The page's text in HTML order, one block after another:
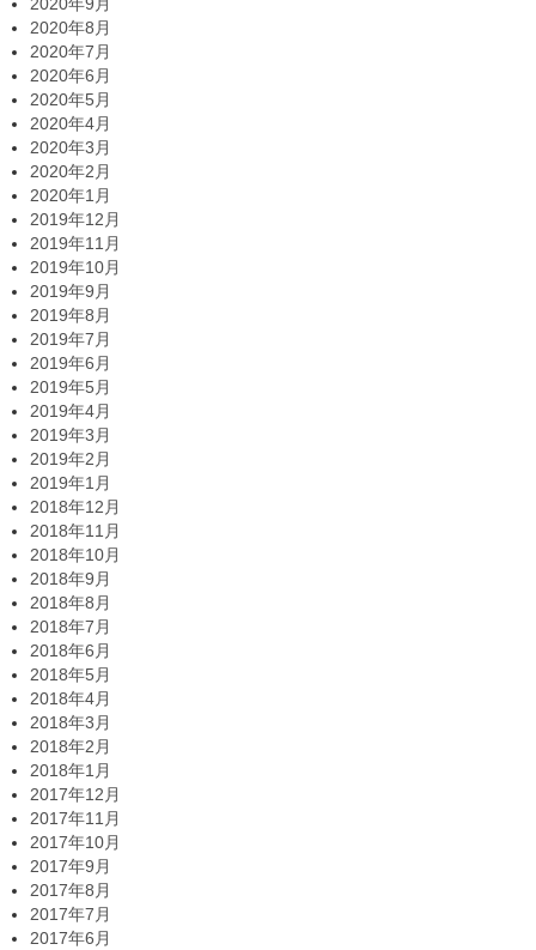
2020年8月
2020年7月
2020年6月
2020年5月
2020年4月
2020年3月
2020年2月
2020年1月
2019年12月
2019年11月
2019年10月
2019年9月
2019年8月
2019年7月
2019年6月
2019年5月
2019年4月
2019年3月
2019年2月
2019年1月
2018年12月
2018年11月
2018年10月
2018年9月
2018年8月
2018年7月
2018年6月
2018年5月
2018年4月
2018年3月
2018年2月
2018年1月
2017年12月
2017年11月
2017年10月
2017年9月
2017年8月
2017年7月
2017年6月